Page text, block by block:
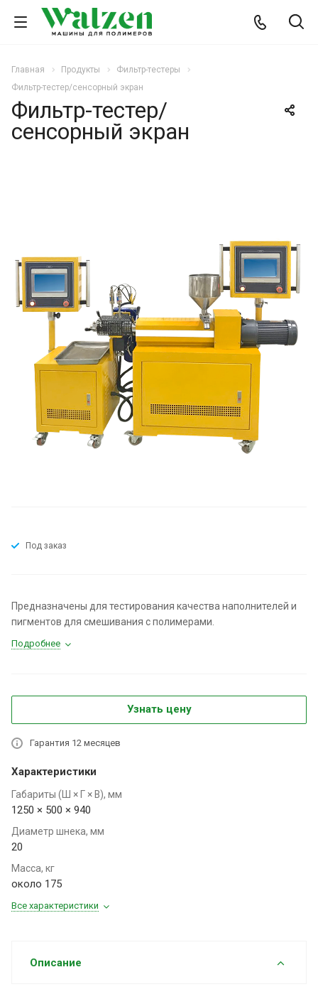
Главная Продукты
Фильтр-тестеры
Фильтр-тестер/сенсорный экран
Фильтр-тестер/
сенсорный экран
Под заказ
Предназначены для тестирования качества наполнителей и
пигментов для смешивания с полимерами.
Подробнее
Узнать цену
Гарантия 12 месяцев
Характеристики
Габариты (Ш × Г × В), мм
1250 × 500 × 940
Диаметр шнека, мм
20
Масса, кг
около 175
Все характеристики
Описание